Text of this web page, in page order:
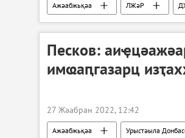
Ажәабжьқәа ЛЖәР
Урыстәыла Донбасс имҩаԥнаго арратә
Песков:
имҩаԥгазарц
27 Жәабран 2022, 12:42
Ажәабжьқәа Урыстәыла